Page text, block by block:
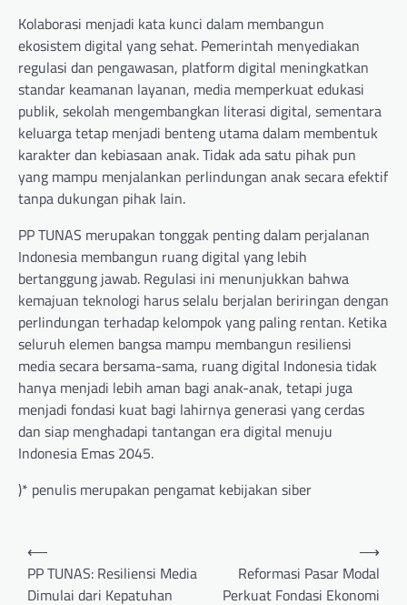
Kolaborasi menjadi kata kunci dalam membangun
ekosistem digital yang sehat. Pemerintah menyediakan
regulasi dan pengawasan, platform digital meningkatkan
standar keamanan layanan, media memperkuat edukasi
publik, sekolah mengembangkan literasi digital, sementara
keluarga tetap menjadi benteng utama dalam membentuk
karakter dan kebiasaan anak. Tidak ada satu pihak pun
yang mampu menjalankan perlindungan anak secara efektif
tanpa dukungan pihak lain.
PP TUNAS merupakan tonggak penting dalam perjalanan
Indonesia membangun ruang digital yang lebih
bertanggung jawab. Regulasi ini menunjukkan bahwa
kemajuan teknologi harus selalu berjalan beriringan dengan
perlindungan terhadap kelompok yang paling rentan. Ketika
seluruh elemen bangsa mampu membangun resiliensi
media secara bersama-sama, ruang digital Indonesia tidak
hanya menjadi lebih aman bagi anak-anak, tetapi juga
menjadi fondasi kuat bagi lahirnya generasi yang cerdas
dan siap menghadapi tantangan era digital menuju
Indonesia Emas 2045.
)* penulis merupakan pengamat kebijakan siber
Post
navigation
⟵
PP TUNAS: Resiliensi Media
Dimulai dari Kepatuhan
Reformasi Pasar Modal
Perkuat Fondasi Ekonomi
⟶